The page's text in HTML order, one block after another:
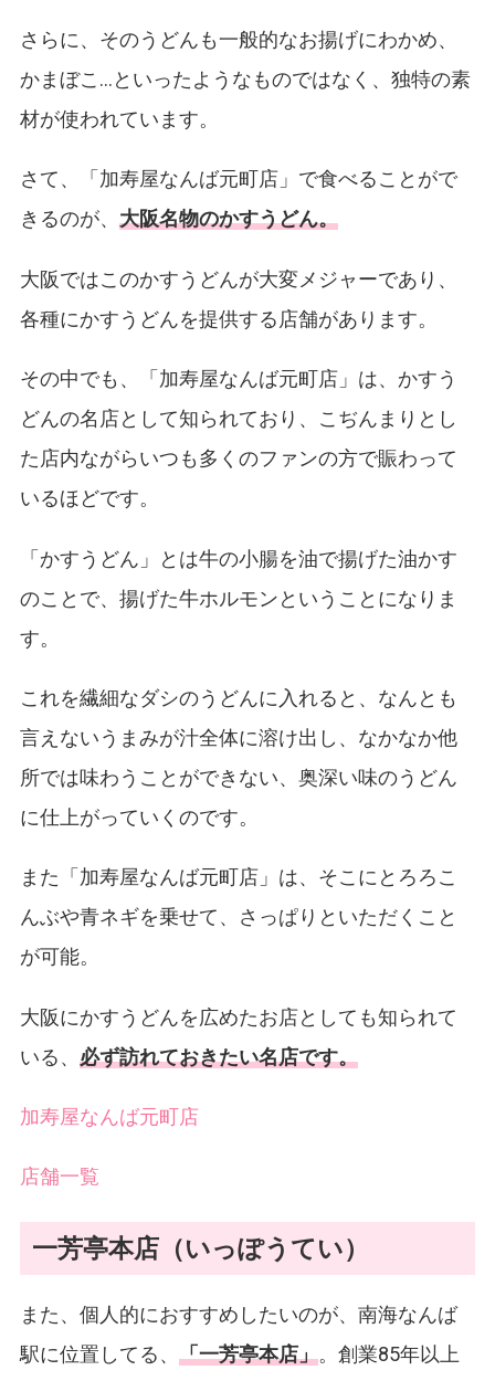
さらに、そのうどんも一般的なお揚げにわかめ、
かまぼこ…といったようなものではなく、独特の素
材が使われています。
さて、「加寿屋なんば元町店」で食べることがで
きるのが、 大阪名物のかすうどん。
大阪ではこのかすうどんが大変メジャーであり、
各種にかすうどんを提供する店舗があります。
その中でも、「加寿屋なんば元町店」は、かすう
どんの名店として知られており、こぢんまりとし
た店内ながらいつも多くのファンの方で賑わって
いるほどです。
「かすうどん」とは牛の小腸を油で揚げた油かす
のことで、揚げた牛ホルモンということになりま
す。
これを繊細なダシのうどんに入れると、なんとも
言えないうまみが汁全体に溶け出し、なかなか他
所では味わうことができない、奥深い味のうどん
に仕上がっていくのです。
また「加寿屋なんば元町店」は、そこにとろろこ
んぶや青ネギを乗せて、さっぱりといただくこと
が可能。
大阪にかすうどんを広めたお店としても知られて
いる、 必ず訪れておきたい名店です。
加寿屋なんば元町店
店舗一覧
一芳亭本店（いっぽうてい）
また、個人的におすすめしたいのが、南海なんば
駅に位置してる、 「一芳亭本店」。創業85年以上